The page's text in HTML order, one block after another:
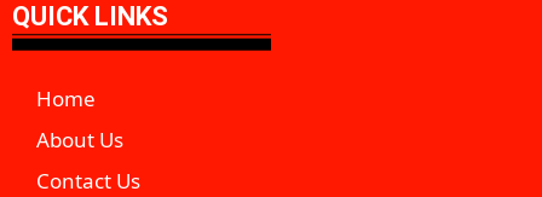
QUICK LINKS
Home
About Us
Contact Us